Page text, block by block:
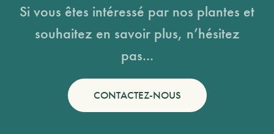
Si vous êtes intéressé par nos plantes et
souhaitez en savoir plus, n’hésitez
pas...
CONTACTEZ-NOUS